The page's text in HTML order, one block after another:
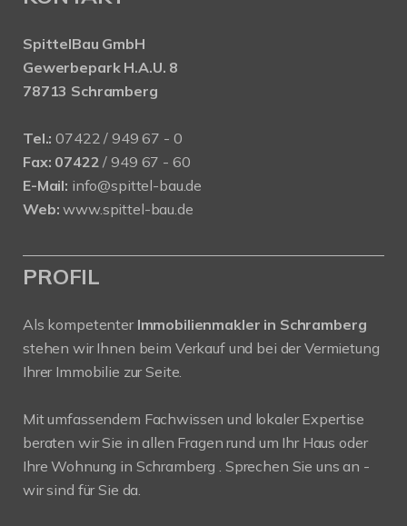
SpittelBau GmbH
Gewerbepark H.A.U. 8
78713 Schramberg
Tel.: 07422 / 949 67 - 0
Fax: 07422 / 949 67 - 60
E-Mail: info@spittel-bau.de
Web: www.spittel-bau.de
PROFIL
Als kompetenter Immobilienmakler in Schramberg
stehen wir Ihnen beim Verkauf und bei der Vermietung
Ihrer Immobilie zur Seite.
Mit umfassendem Fachwissen und lokaler Expertise
beraten wir Sie in allen Fragen rund um Ihr Haus oder
Ihre Wohnung in Schramberg . Sprechen Sie uns an -
wir sind für Sie da.